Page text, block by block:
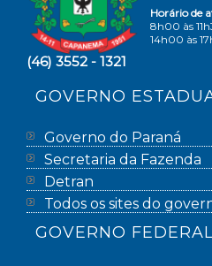
Horário de
8h00 às
14h00 às
(46) 3552 - 1321
GOVERNO
Governo do Paraná
Secretaria da Fazenda
Detran
Todos os sites do
GOVERNO